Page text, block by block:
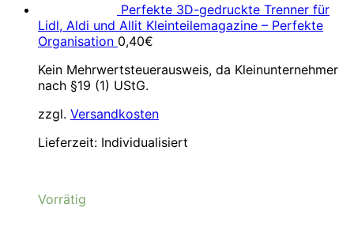
Perfekte 3D-gedruckte Trenner für
Lidl, Aldi und Allit Kleinteilemagazine – Perfekte
Organisation 0,40€
Kein Mehrwertsteuerausweis, da Kleinunternehmer
nach §19 (1) UStG.
zzgl. Versandkosten
Lieferzeit: Individualisiert
Vorrätig